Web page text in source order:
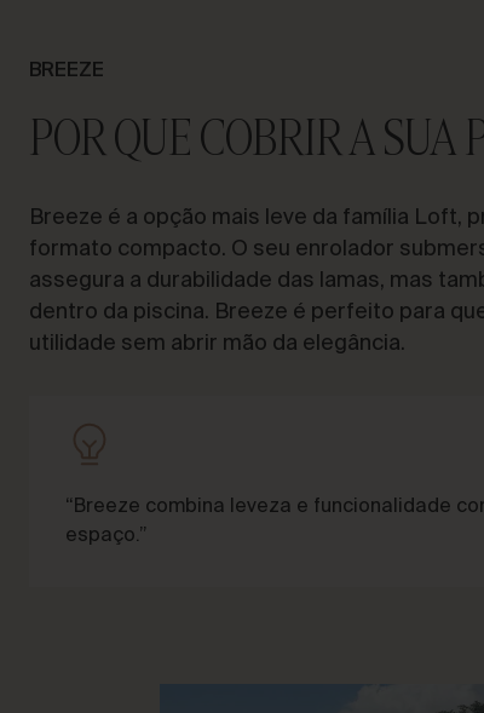
BREEZE
POR QUE COBRIR A SUA
Breeze é a opção mais leve da família Loft,
formato compacto. O seu enrolador
assegura a durabilidade das lamas, mas
dentro da piscina. Breeze é perfeito para
utilidade sem abrir mão da elegância.
“Breeze combina leveza e funcionalidade
espaço.”